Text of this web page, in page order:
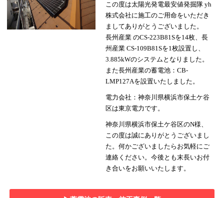
この度は太陽光発電最安値発掘隊 yh
株式会社に施工のご用命をいただき
ましてありがとうございました。
長州産業 のCS-223B81Sを14枚、長
州産業 CS-109B81Sを1枚設置し、
3.885kWのシステムとなりました。
また長州産業の蓄電池：CB-
LMP127Aを設置いたしました。
電力会社：神奈川県横浜市保土ケ谷
区は東京電力です。
神奈川県横浜市保土ケ谷区のN様、
この度は誠にありがとうございまし
た。何かございましたらお気軽にご
連絡ください。今後とも末長いお付
き合いをお願いいたします。